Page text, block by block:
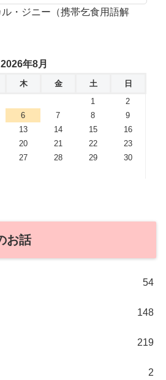
・ジニー（携帯乞食用語解
2026年8月
木 金 土
日
1
2
6 7 8
9
13 14 15
16
20 21 22
23
27 28 29
30
お話
54
148
219
2